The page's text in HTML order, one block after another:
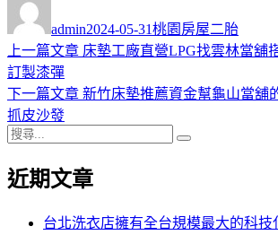
者
admin佈
日
2024-05-31類
桃園房屋二胎
文
章
導
覽
上一篇文章 上
篇
床墊工廠直營LPG找雲林當舖
訂製漆彈
下一篇文章 下
章:
新竹床墊推薦資金幫龜山當舖
抓皮沙發
搜
關
近期文章
台北洗衣店擁有全台規模最大的科技